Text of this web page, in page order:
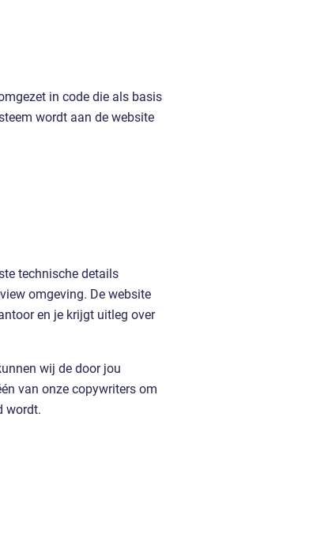
in code die als basis
wordt aan de website
technische details
omgeving. De website
en je krijgt uitleg over
wij de door jou
van onze copywriters om
wordt.